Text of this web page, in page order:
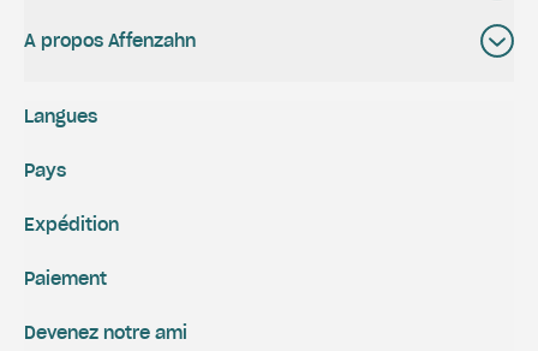
A propos Affenzahn
Expédition
Paiement
Devenez notre ami
Langues
Pays